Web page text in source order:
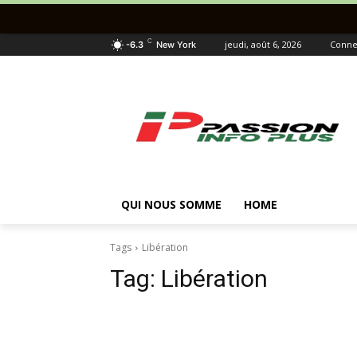
-6.3 C New York jeudi, août 6, 2026
QUI NOUS SOMME HOME
Tags Libération
Tag: Libération